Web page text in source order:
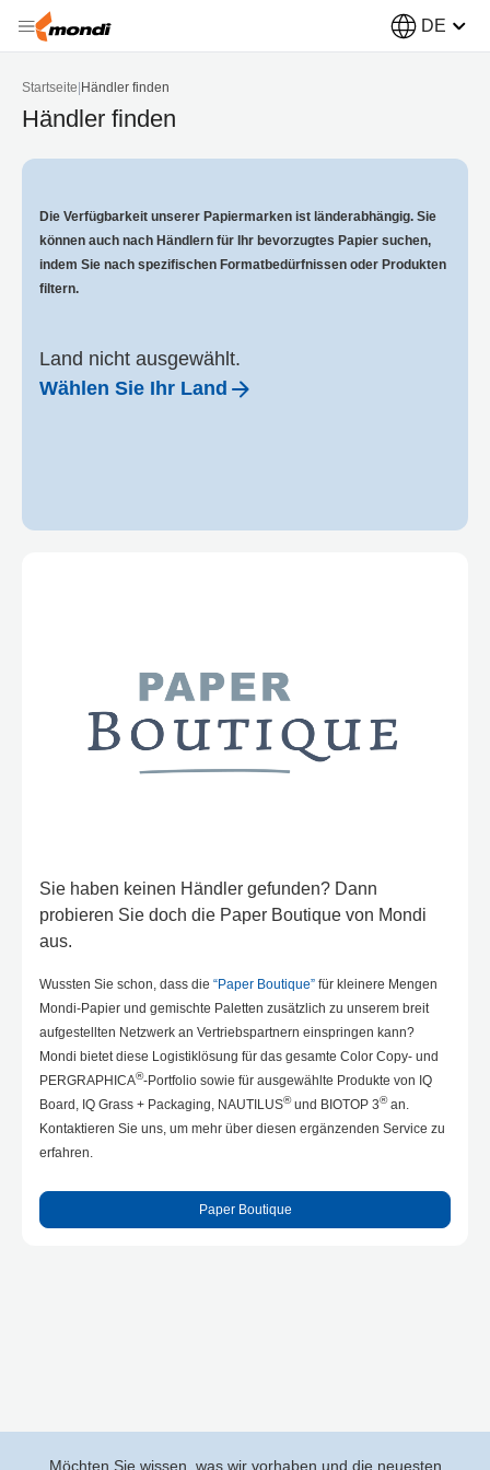
DE
Startseite Händler finden
Händler finden
Die Verfügbarkeit unserer Papiermarken ist länderabhängig. Sie
können auch nach Händlern für Ihr bevorzugtes Papier suchen,
indem Sie nach spezifischen Formatbedürfnissen oder Produkten
filtern.
Land nicht ausgewählt.
Wählen Sie Ihr Land
Sie haben keinen Händler gefunden? Dann
probieren Sie doch die Paper Boutique von Mondi
aus.
Wussten Sie schon, dass die “Paper Boutique” für kleinere Mengen
Mondi-Papier und gemischte Paletten zusätzlich zu unserem breit
aufgestellten Netzwerk an Vertriebspartnern einspringen kann?
Mondi bietet diese Logistiklösung für das gesamte Color Copy- und
PERGRAPHICA®-Portfolio sowie für ausgewählte Produkte von IQ
Board, IQ Grass + Packaging, NAUTILUS®und BIOTOP 3®an.
Kontaktieren Sie uns, um mehr über diesen ergänzenden Service zu
erfahren.
Paper Boutique
Möchten Sie wissen, was wir vorhaben und die neuesten